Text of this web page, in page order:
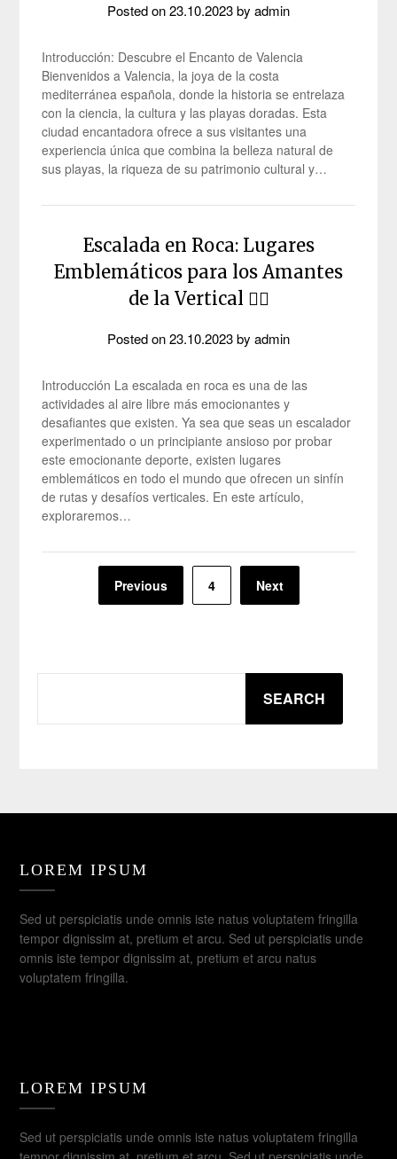
Posted on23.10.2023by admin
Introducción: Descubre el Encanto de Valencia
Bienvenidos a Valencia, la joya de la costa
mediterránea española, donde la historia se entrelaza
con la ciencia, la cultura y las playas doradas. Esta
ciudad encantadora ofrece a sus visitantes una
experiencia única que combina la belleza natural de
sus playas, la riqueza de su patrimonio cultural y…
Escalada en Roca: Lugares
Emblemáticos para los Amantes
de la Vertical 🧗‍♂️
Posted on23.10.2023by admin
Introducción La escalada en roca es una de las
actividades al aire libre más emocionantes y
desafiantes que existen. Ya sea que seas un escalador
experimentado o un principiante ansioso por probar
este emocionante deporte, existen lugares
emblemáticos en todo el mundo que ofrecen un sinfín
de rutas y desafíos verticales. En este artículo,
exploraremos…
pagination
Previous 4 Next
SEARCH
LOREM IPSUM
Sed ut perspiciatis unde omnis iste natus voluptatem fringilla
tempor dignissim at, pretium et arcu. Sed ut perspiciatis unde
omnis iste tempor dignissim at, pretium et arcu natus
voluptatem fringilla.
LOREM IPSUM
Sed ut perspiciatis unde omnis iste natus voluptatem fringilla